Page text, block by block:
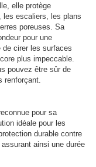
elle protège
les escaliers, les plans
poreuses. Sa
pour une
de cirer les surfaces
plus impeccable.
pouvez être sûr de
renforçant.
pour sa
idéale pour les
durable contre
ainsi une durée